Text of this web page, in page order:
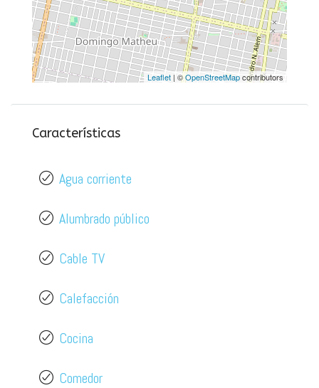
Leaflet | ©OpenStreetMapcontributors
Características
Agua corriente
Alumbrado público
Cable TV
Calefacción
Cocina
Comedor